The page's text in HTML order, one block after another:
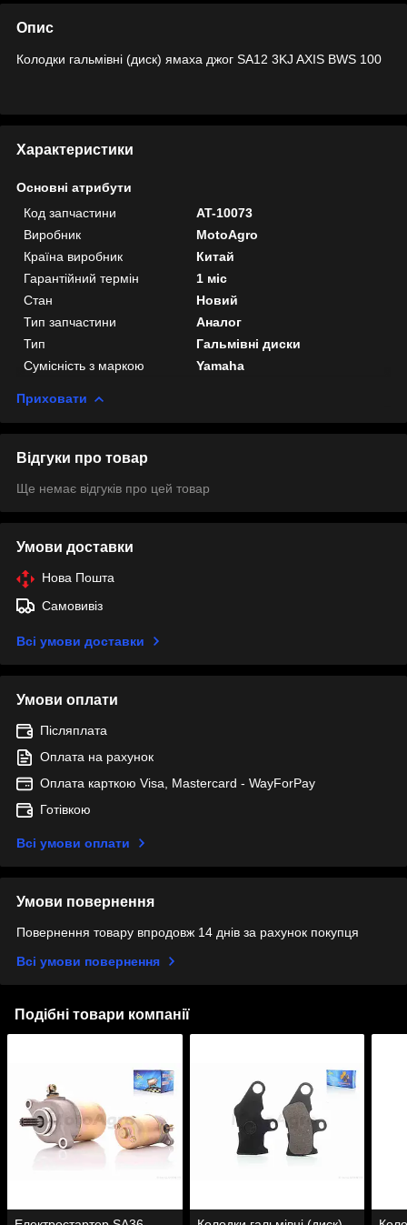
Опис
Колодки гальмівні (диск) ямаха джог SA12 3KJ AXIS BWS 100
Характеристики
Основні атрибути
Код запчастини
AT-10073
Виробник
MotoAgro
Країна виробник
Китай
Гарантійний термін
1 міс
Стан
Новий
Тип запчастини
Аналог
Тип
Гальмівні диски
Сумісність з маркою
Yamaha
Приховати
Відгуки про товар
Ще немає відгуків про цей товар
Умови доставки
Нова Пошта
Самовивіз
Всі умови доставки
Умови оплати
Післяплата
Оплата на рахунок
Оплата карткою Visa, Mastercard - WayForPay
Готівкою
Всі умови оплати
Умови повернення
Повернення товару впродовж 14 днів за рахунок покупця
Всі умови повернення
Подібні товари компанії